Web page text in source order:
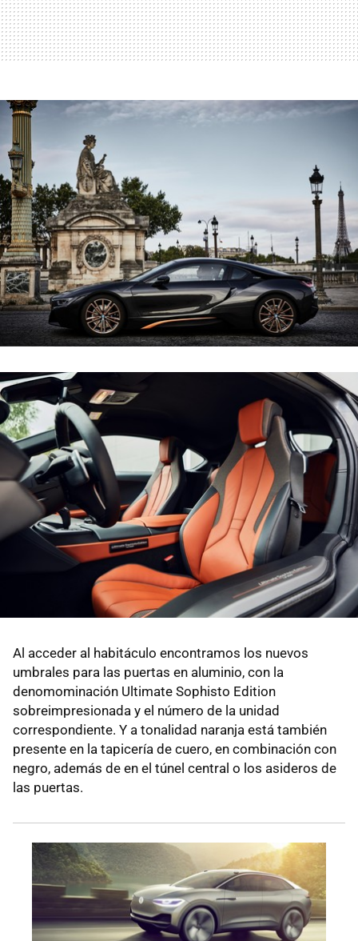
Al acceder al habitáculo encontramos los nuevos
umbrales para las puertas en aluminio, con la
denomominación Ultimate Sophisto Edition
sobreimpresionada y el número de la unidad
correspondiente. Y a tonalidad naranja está también
presente en la tapicería de cuero, en combinación con
negro, además de en el túnel central o los asideros de
las puertas.